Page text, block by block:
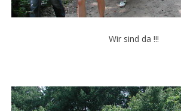
Wir sind da !!!